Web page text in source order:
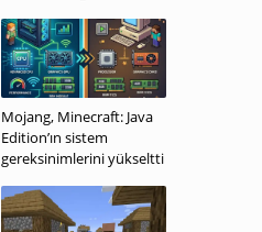
Mojang, Minecraft: Java
Edition’ın sistem
gereksinimlerini yükseltti